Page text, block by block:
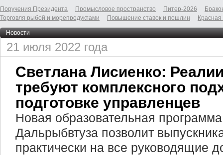
Поручения Президента
Промысловое пространство Питер-2026
Торговля рыбой и морепродуктами
Повышение ставок и пошлин
Новости
21 июля 2022 года
Светлана Лисиенко:
требуют комплексного
подготовке управленцев
Новая образовательная
Дальрыбвтуза позволит
практически на все руководящие